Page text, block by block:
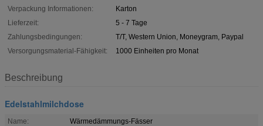
Verpackung Informationen:
Karton
Lieferzeit:
5 - 7 Tage
Zahlungsbedingungen:
T/T, Western Union, Moneygram, Paypal
Versorgungsmaterial-Fähigkeit:
1000 Einheiten pro Monat
Beschreibung
Edelstahlmilchdose
Name:
Wärmedämmungs-Fässer